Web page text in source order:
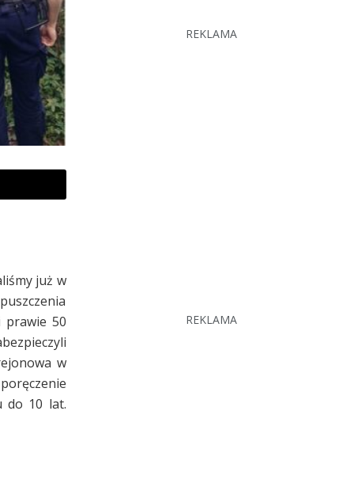
już w
prawie 50
w
do 10 lat.
REKLAMA
REKLAMA